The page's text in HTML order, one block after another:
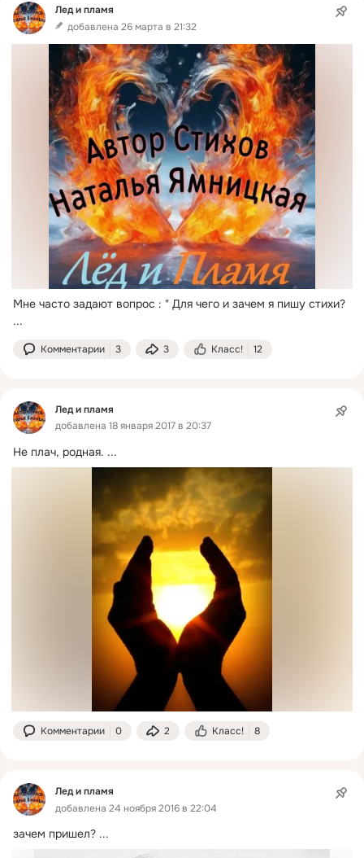
Лед и пламя
добавлена 26 марта в 21:32
Мне часто задают вопрос : " Для чего и зачем я пишу стихи?
...
Комментарии 3 3 Класс! 12
Лед и пламя
добавлена 18 января 2017 в 20:37
Не плач, родная. ...
Комментарии 0 2 Класс! 8
Лед и пламя
добавлена 24 ноября 2016 в 22:04
зачем пришел? ...